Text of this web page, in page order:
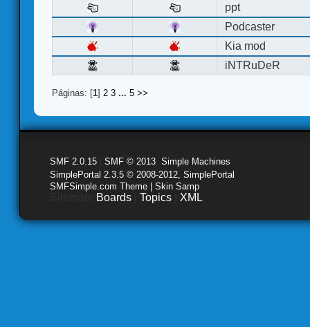
ppt
Podcaster
Kia mod
iNTRuDeR
Páginas: [1] 2 3 ... 5 >>
SMF 2.0.15 SMF © 2013 Simple Machines
SimplePortal 2.3.5 © 2008-2012, SimplePortal
SMFSimple.com Theme | Skin Samp
Boards Topics XML